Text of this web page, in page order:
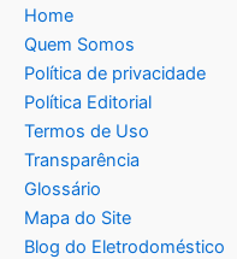
Home
Quem Somos
Política de privacidade
Política Editorial
Termos de Uso
Transparência
Glossário
Mapa do Site
Blog do Eletrodoméstico